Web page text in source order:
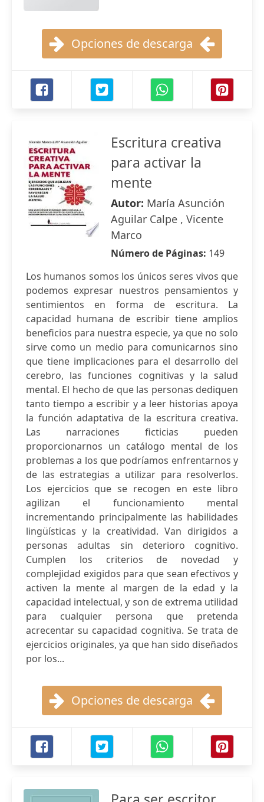
Opciones de descarga
Escritura creativa
para activar la
mente
Autor: María Asunción
Aguilar Calpe , Vicente
Marco
Número de Páginas: 149
Los humanos somos los únicos seres vivos que
podemos expresar nuestros pensamientos y
sentimientos en forma de escritura. La
capacidad humana de escribir tiene amplios
beneficios para nuestra especie, ya que no solo
sirve como un medio para comunicarnos sino
que tiene implicaciones para el desarrollo del
cerebro, las funciones cognitivas y la salud
mental. El hecho de que las personas dediquen
tanto tiempo a escribir y a leer historias apoya
la función adaptativa de la escritura creativa.
Las narraciones ficticias pueden
proporcionarnos un catálogo mental de los
problemas a los que podríamos enfrentarnos y
de las estrategias a utilizar para resolverlos.
Los ejercicios que se recogen en este libro
agilizan el funcionamiento mental
incrementando principalmente las habilidades
lingüísticas y la creatividad. Van dirigidos a
personas adultas sin deterioro cognitivo.
Cumplen los criterios de novedad y
complejidad exigidos para que sean efectivos y
activen la mente al margen de la edad y la
capacidad intelectual, y son de extrema utilidad
para cualquier persona que pretenda
acrecentar su capacidad cognitiva. Se trata de
ejercicios originales, ya que han sido diseñados
por los...
Opciones de descarga